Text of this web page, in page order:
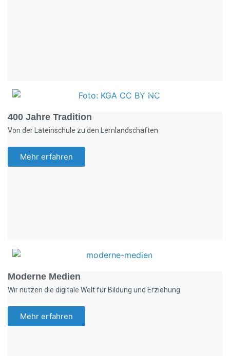
Foto: KGA CC BY NC
400 Jahre Tradition
Von der Lateinschule zu den Lernlandschaften
Mehr erfahren
Foto: KGA CC BY NC
Moderne Medien
Wir nutzen die digitale Welt für Bildung und Erziehung
Mehr erfahren